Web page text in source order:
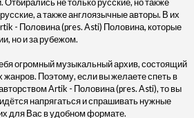
не только русские, но также
а также англоязычные авторы. В их
- Половина (pres. Asti) Половина, которые
но и за рубежом.
огромный музыкальный архив, состоящий
жанров. Поэтому, если вы желаете спеть в
Artik - Половина (pres. Asti), то вы
напрягаться и спрашивать нужные
для Вас в удобном формате.